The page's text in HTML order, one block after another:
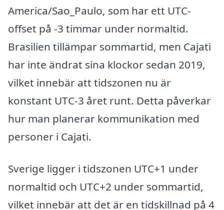
America/Sao_Paulo, som har ett UTC-
offset på -3 timmar under normaltid.
Brasilien tillämpar sommartid, men Cajati
har inte ändrat sina klockor sedan 2019,
vilket innebär att tidszonen nu är
konstant UTC-3 året runt. Detta påverkar
hur man planerar kommunikation med
personer i Cajati.
Sverige ligger i tidszonen UTC+1 under
normaltid och UTC+2 under sommartid,
vilket innebär att det är en tidskillnad på 4